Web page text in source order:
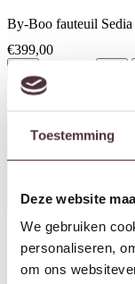
Toestemming
personaliseren,
om ons
informatie over
partners voor
By-Boo fauteuil Sedia
€399,00
Specificaties
Materiaal